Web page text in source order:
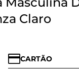
Claro
CARTÃO